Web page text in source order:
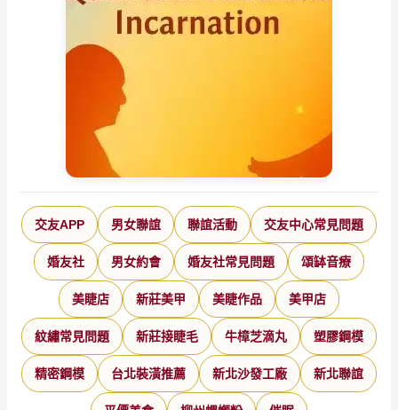
交友APP 男女聯誼 聯誼活動 交友中心常見問題
婚友社 男女約會 婚友社常見問題 頌缽音療
美睫店 新莊美甲 美睫作品 美甲店
紋繡常見問題 新莊接睫毛 牛樟芝滴丸 塑膠鋼模
精密鋼模 台北裝潢推薦 新北沙發工廠 新北聯誼